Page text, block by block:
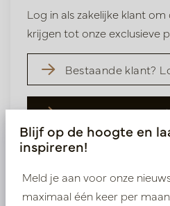
Log in als zakelijke klant
krijgen tot onze exclusieve
Bestaande klant?
Nieuw? Registreer
Blijf op de hoogte en
inspireren!
Meld je aan voor onze
maximaal één keer per